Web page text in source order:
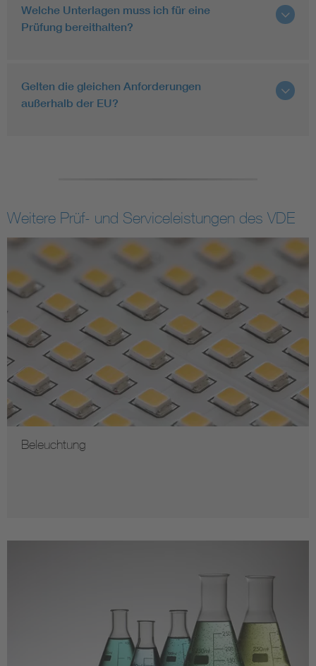
Welche Unterlagen muss ich für eine
Prüfung bereithalten?
Gelten die gleichen Anforderungen
außerhalb der EU?
Weitere Prüf- und Serviceleistungen des VDE
Beleuchtung